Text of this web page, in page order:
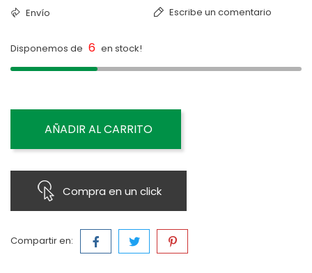
Envío Escribe un comentario
Disponemos de 6 en stock!
AÑADIR AL CARRITO
Compra en un click
Compartir en: